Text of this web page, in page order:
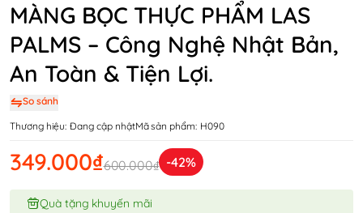
MÀNG BỌC THỰC PHẨM LAS
PALMS – Công Nghệ Nhật Bản,
An Toàn & Tiện Lợi.
So sánh
Thương hiệu: Đang cập nhậtMã sản phẩm: H090
349.000₫600.000₫ -42%
Quà tặng khuyến mãi